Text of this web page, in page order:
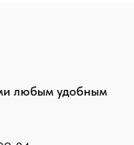
любым удобным